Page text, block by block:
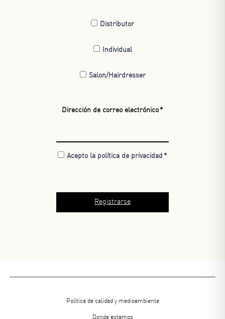
Distributor
Individual
Salon/Hairdresser
Dirección de correo electrónico
Acepto la política de privacidad
Política de calidad y medioambiente
Donde estamos